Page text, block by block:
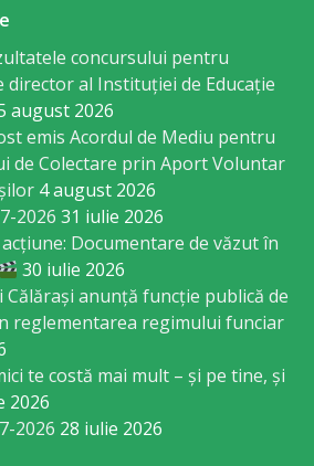
concursului pentru
director al Instituției de Educație
august 2026
emis Acordul de Mediu pentru
de Colectare prin Aport Voluntar
4 august 2026
2026 31 iulie 2026
Documentare de văzut în
30 iulie 2026
anunță funcție publică de
reglementarea regimului funciar
te costă mai mult – și pe tine, și
2026
2026 28 iulie 2026